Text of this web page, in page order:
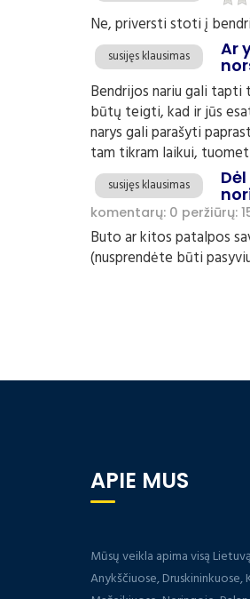
Ne, priversti stoti į
susijęs klausimas Ar
Bendrijos nariu gali tapti
būtų teigti, kad ir jūs
narys gali parašyti
tam tikram laikui,
susijęs klausimas
komentarų: 0 peržiūrų:
Buto ar kitos patalpos
(nusprendėte būti
APIE MUS
Mūsų veikla apima visą
Anykščiuose,